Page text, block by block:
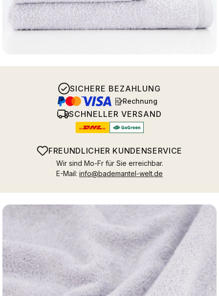
SICHERE BEZAHLUNG
Rechnung
SCHNELLER VERSAND
FREUNDLICHER KUNDENSERVICE
Wir sind Mo-Fr für Sie erreichbar.
E-Mail: info@bademantel-welt.de